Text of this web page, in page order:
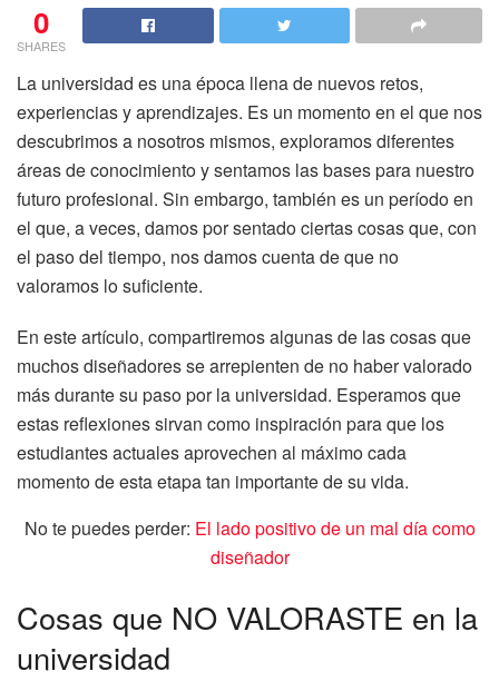
0
SHARES
La universidad es una época llena de nuevos retos,
experiencias y aprendizajes. Es un momento en el que nos
descubrimos a nosotros mismos, exploramos diferentes
áreas de conocimiento y sentamos las bases para nuestro
futuro profesional. Sin embargo, también es un período en
el que, a veces, damos por sentado ciertas cosas que, con
el paso del tiempo, nos damos cuenta de que no
valoramos lo suficiente.
En este artículo, compartiremos algunas de las cosas que
muchos diseñadores se arrepienten de no haber valorado
más durante su paso por la universidad. Esperamos que
estas reflexiones sirvan como inspiración para que los
estudiantes actuales aprovechen al máximo cada
momento de esta etapa tan importante de su vida.
No te puedes perder: El lado positivo de un mal día como
diseñador
Cosas que NO VALORASTE en la
universidad